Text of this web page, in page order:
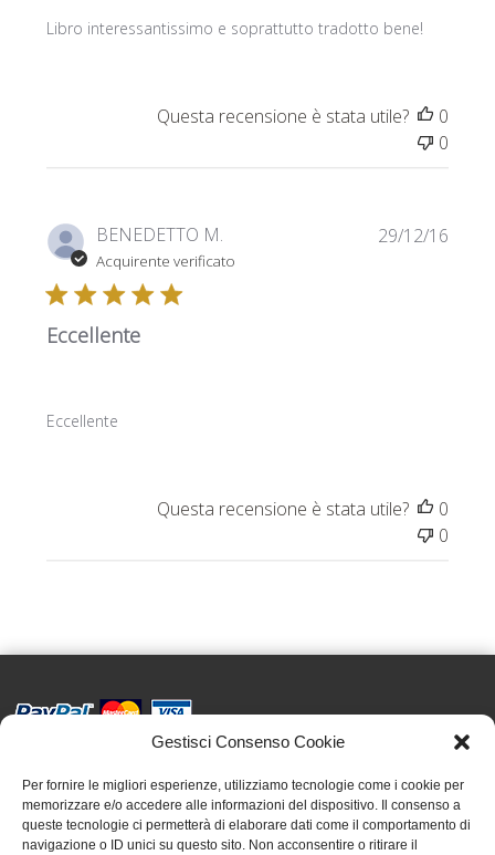
Gestisci Consenso Cookie
Per fornire le migliori esperienze, utilizziamo tecnologie come i cookie per
memorizzare e/o accedere alle informazioni del dispositivo. Il consenso a
queste tecnologie ci permetterà di elaborare dati come il comportamento di
navigazione o ID unici su questo sito. Non acconsentire o ritirare il
Libro interessantissimo e soprattutto tradotto bene!
Questa recensione è stata utile?
0
0
BENEDETTO M.
Acquirente verificato
Eccellente
Eccellente
29/12/16
Questa recensione è stata utile?
0
0
C.F. e P.IVA 09655250018
Via Tre Denti, 1 - 10060 Cantalupa (TO)
Telefono: (+39) 0121 353452 - Fax: (+39) 0121 353839